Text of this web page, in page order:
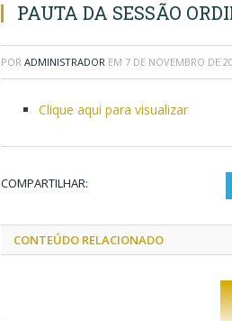
PAUTA DA SESSÃO
POR ADMINISTRADOR EM 7 DE NOVEMBRO DE
Clique aqui para visualizar
COMPARTILHAR:
CONTEÚDO RELACIONADO